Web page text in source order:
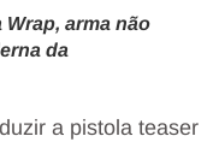
arma não
da
a pistola teaser